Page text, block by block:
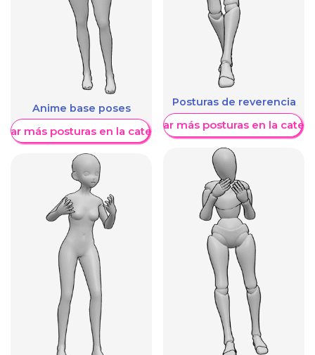
Anime base poses
más posturas en la categoría
Posturas de reverencia
Mostrar más posturas en la